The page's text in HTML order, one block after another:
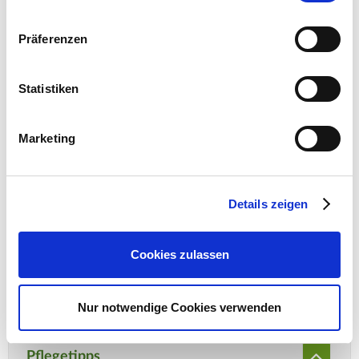
Präferenzen
Statistiken
Marketing
Details zeigen
Cookies zulassen
Nur notwendige Cookies verwenden
Webseite: https://www.as-
BIO-Zertifiziert nach ÖKO-
Standard DE-ÖKO-006